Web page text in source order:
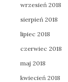
wrzesień 2018
sierpień 2018
lipiec 2018
czerwiec 2018
maj 2018
kwiecień 2018